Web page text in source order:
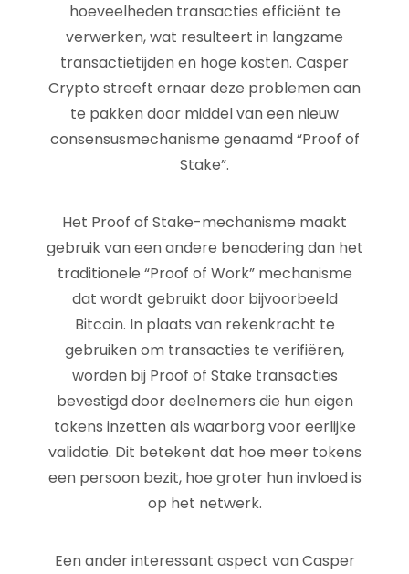
hoeveelheden transacties efficiënt te
verwerken, wat resulteert in langzame
transactietijden en hoge kosten. Casper
Crypto streeft ernaar deze problemen aan
te pakken door middel van een nieuw
consensusmechanisme genaamd “Proof of
Stake”.
Het Proof of Stake-mechanisme maakt
gebruik van een andere benadering dan het
traditionele “Proof of Work” mechanisme
dat wordt gebruikt door bijvoorbeeld
Bitcoin. In plaats van rekenkracht te
gebruiken om transacties te verifiëren,
worden bij Proof of Stake transacties
bevestigd door deelnemers die hun eigen
tokens inzetten als waarborg voor eerlijke
validatie. Dit betekent dat hoe meer tokens
een persoon bezit, hoe groter hun invloed is
op het netwerk.
Een ander interessant aspect van Casper